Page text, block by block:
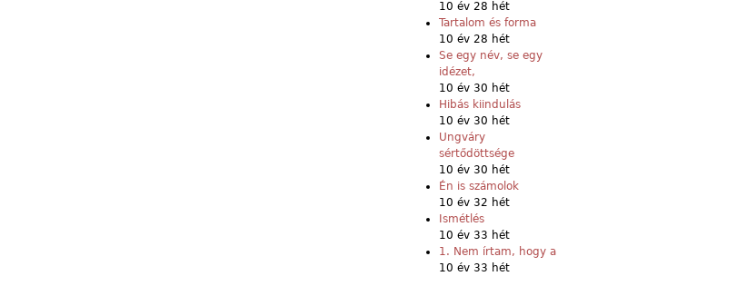
10 év 28 hét
Tartalom és forma
10 év 28 hét
Se egy név, se egy
idézet,
10 év 30 hét
Hibás kiindulás
10 év 30 hét
Ungváry
sértődöttsége
10 év 30 hét
Én is számolok
10 év 32 hét
Ismétlés
10 év 33 hét
1. Nem írtam, hogy a
10 év 33 hét